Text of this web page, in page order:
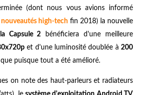
(dont nous vous avions informé
high-techfin 2018) la nouvelle
Capsule 2 bénéficiera d'une meilleure
et d'une luminosité doublée à 200
que puisque tout a été amélioré.
on note des haut-parleurs et radiateurs